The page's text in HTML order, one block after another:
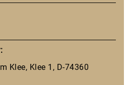
Klee, Klee 1, D-74360